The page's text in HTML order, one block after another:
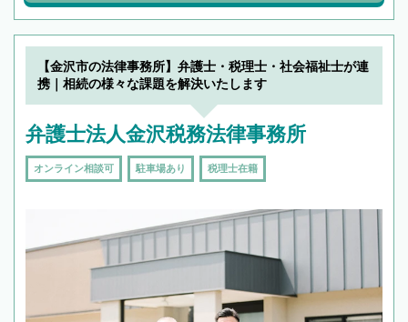
【金沢市の法律事務所】弁護士・税理士・社会福祉士が連
携｜相続の様々な課題を解決いたします
弁護士法人金沢税務法律事務所
オンライン相談可 駐車場あり 税理士在籍